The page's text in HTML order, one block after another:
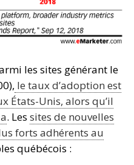
les sites générant le
le taux d’adoption est
États-Unis, alors qu’il
. Les sites de nouvelles
forts adhérents au
québécois :